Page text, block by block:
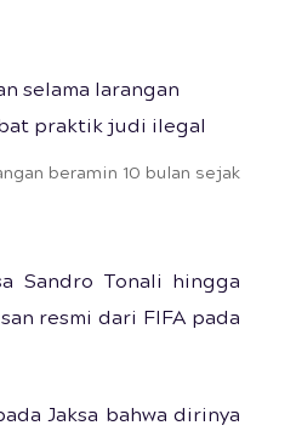
beramin 10 bulan sejak
Sandro Tonali hingga
resmi dari FIFA pada
Jaksa bahwa dirinya